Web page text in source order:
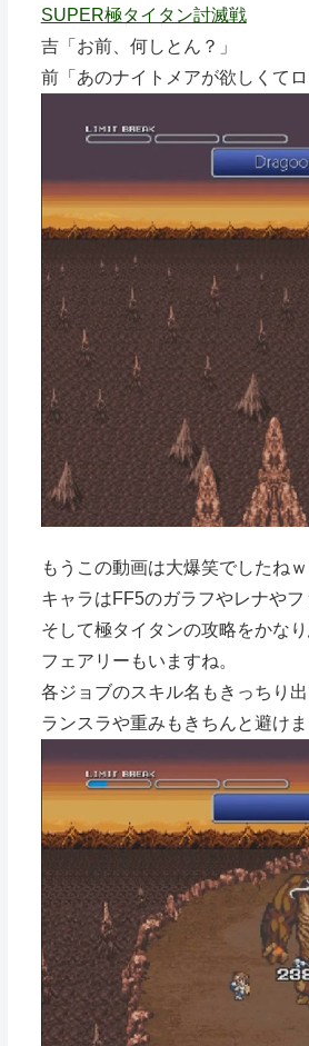
SUPER極タイタン討滅戦
吉「お前、何しとん？」
前「あのナイトメアが欲しくて
もうこの動画は大爆笑でしたね
キャラはFF5のガラフやレナやフ
そして極タイタンの攻略をかな
フェアリーもいますね。
各ジョブのスキル名もきっちり出
ランスラや重みもきちんと避けま